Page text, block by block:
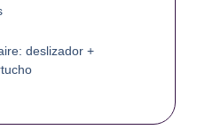
: deslizador +